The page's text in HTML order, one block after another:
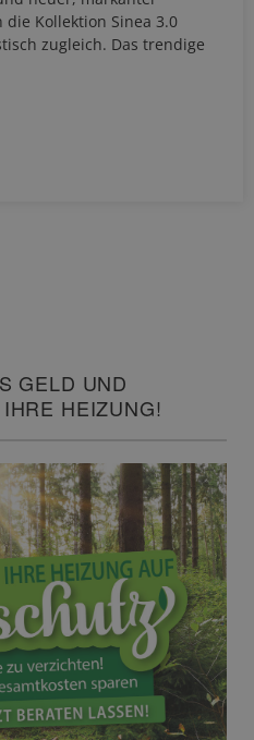
Kollektion Sinea 3.0
zugleich. Das trendige
GELD UND
HEIZUNG!